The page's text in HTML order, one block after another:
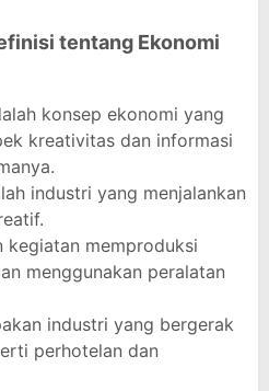
tentang Ekonomi
konsep ekonomi yang
kreativitas dan informasi
industri yang menjalankan
kegiatan memproduksi
menggunakan peralatan
industri yang bergerak
perhotelan dan